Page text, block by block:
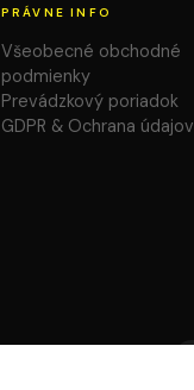
PRÁVNE INFO
Všeobecné obchodné
podmienky
Prevádzkový poriadok
GDPR & Ochrana údajov